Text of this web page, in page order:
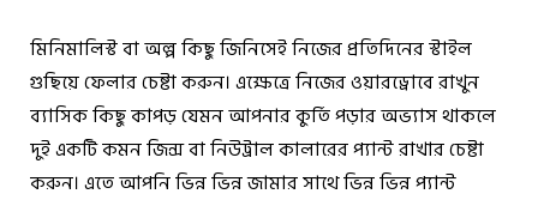
মিনিমালিস্ট বা অল্প কিছু জিনিসেই নিজের প্রতিদিনের স্টাইল
গুছিয়ে ফেলার চেষ্টা করুন। এক্ষেত্রে নিজের ওয়ারড্রোবে রাখুন
ব্যাসিক কিছু কাপড় যেমন আপনার কুর্তি পড়ার অভ্যাস থাকলে
দুই একটি কমন জিন্স বা নিউট্রাল কালারের প্যান্ট রাখার চেষ্টা
করুন। এতে আপনি ভিন্ন ভিন্ন জামার সাথে ভিন্ন ভিন্ন প্যান্ট